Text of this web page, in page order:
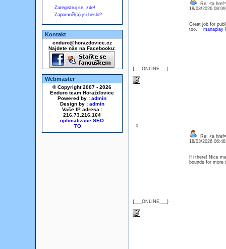
Zaregistruj se, zde!
Zapomněl(a) jsi heslo?
Kontakt
enduro@horazdovice.cz
Najdete nás na Facebooku:
Webmaster
© Copyright 2007 - 2026
Enduro team Horažďovice
Powered by : admin
Design by : admin
Vaše IP adresa :
216.73.216.164
optimalizace SEO
{___ONLINE___}
Re: <a
18/03/2026
Great job for
too. manaplay
: 0
{___ONLINE___}
Re: <a
18/03/2026
Hi there! Nice
bounds for